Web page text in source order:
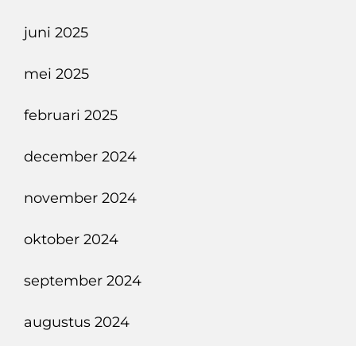
juni 2025
mei 2025
februari 2025
december 2024
november 2024
oktober 2024
september 2024
augustus 2024